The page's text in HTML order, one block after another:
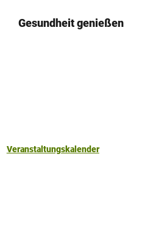
Gesundheit genießen
Veranstaltungskalender